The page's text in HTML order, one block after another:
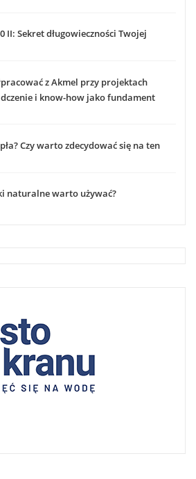
II: Sekret długowieczności Twojej
z Akmel przy projektach
i know-how jako fundament
Czy warto zdecydować się na ten
naturalne warto używać?